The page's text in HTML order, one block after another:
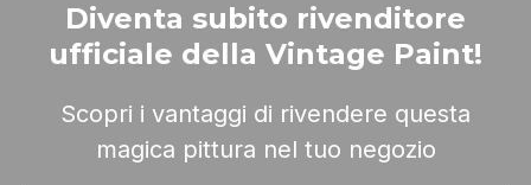
Diventa subito rivenditore
ufficiale della Vintage Paint!
Scopri i vantaggi di rivendere questa
magica pittura nel tuo negozio